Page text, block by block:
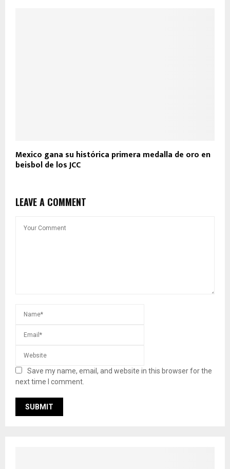
Mexico gana su histórica primera medalla de oro en
beisbol de los JCC
LEAVE A COMMENT
Save my name, email, and website in this browser for the
next time I comment.